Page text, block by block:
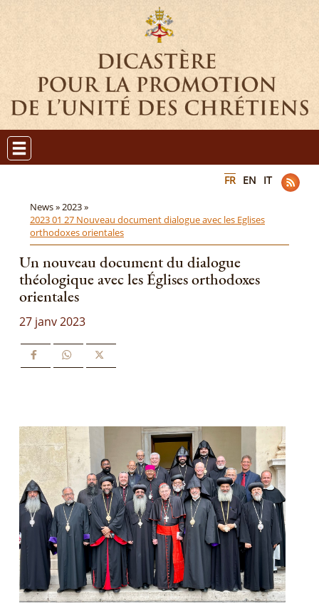
FR EN IT
News »2023 »
2023 01 27 Nouveau document dialogue avec les Eglises
orthodoxes orientales
Un nouveau document du dialogue
théologique avec les Églises orthodoxes
orientales
27 janv 2023